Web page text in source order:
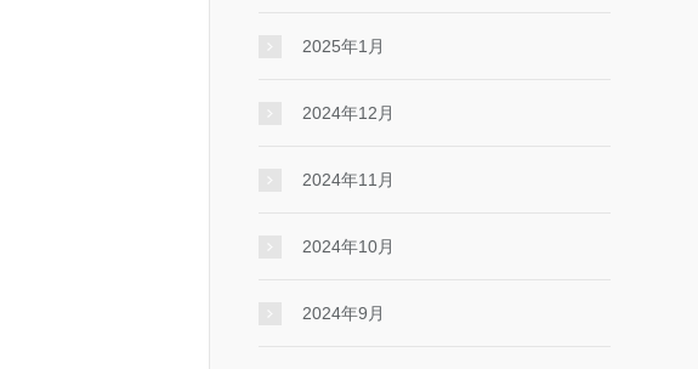
2025年1月
2024年12月
2024年11月
2024年10月
2024年9月